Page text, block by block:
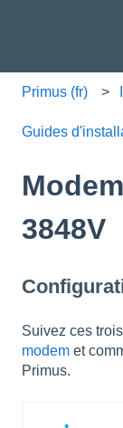
Primus (fr)
Guides
3848V
Suivez ces
modem et
Primus.